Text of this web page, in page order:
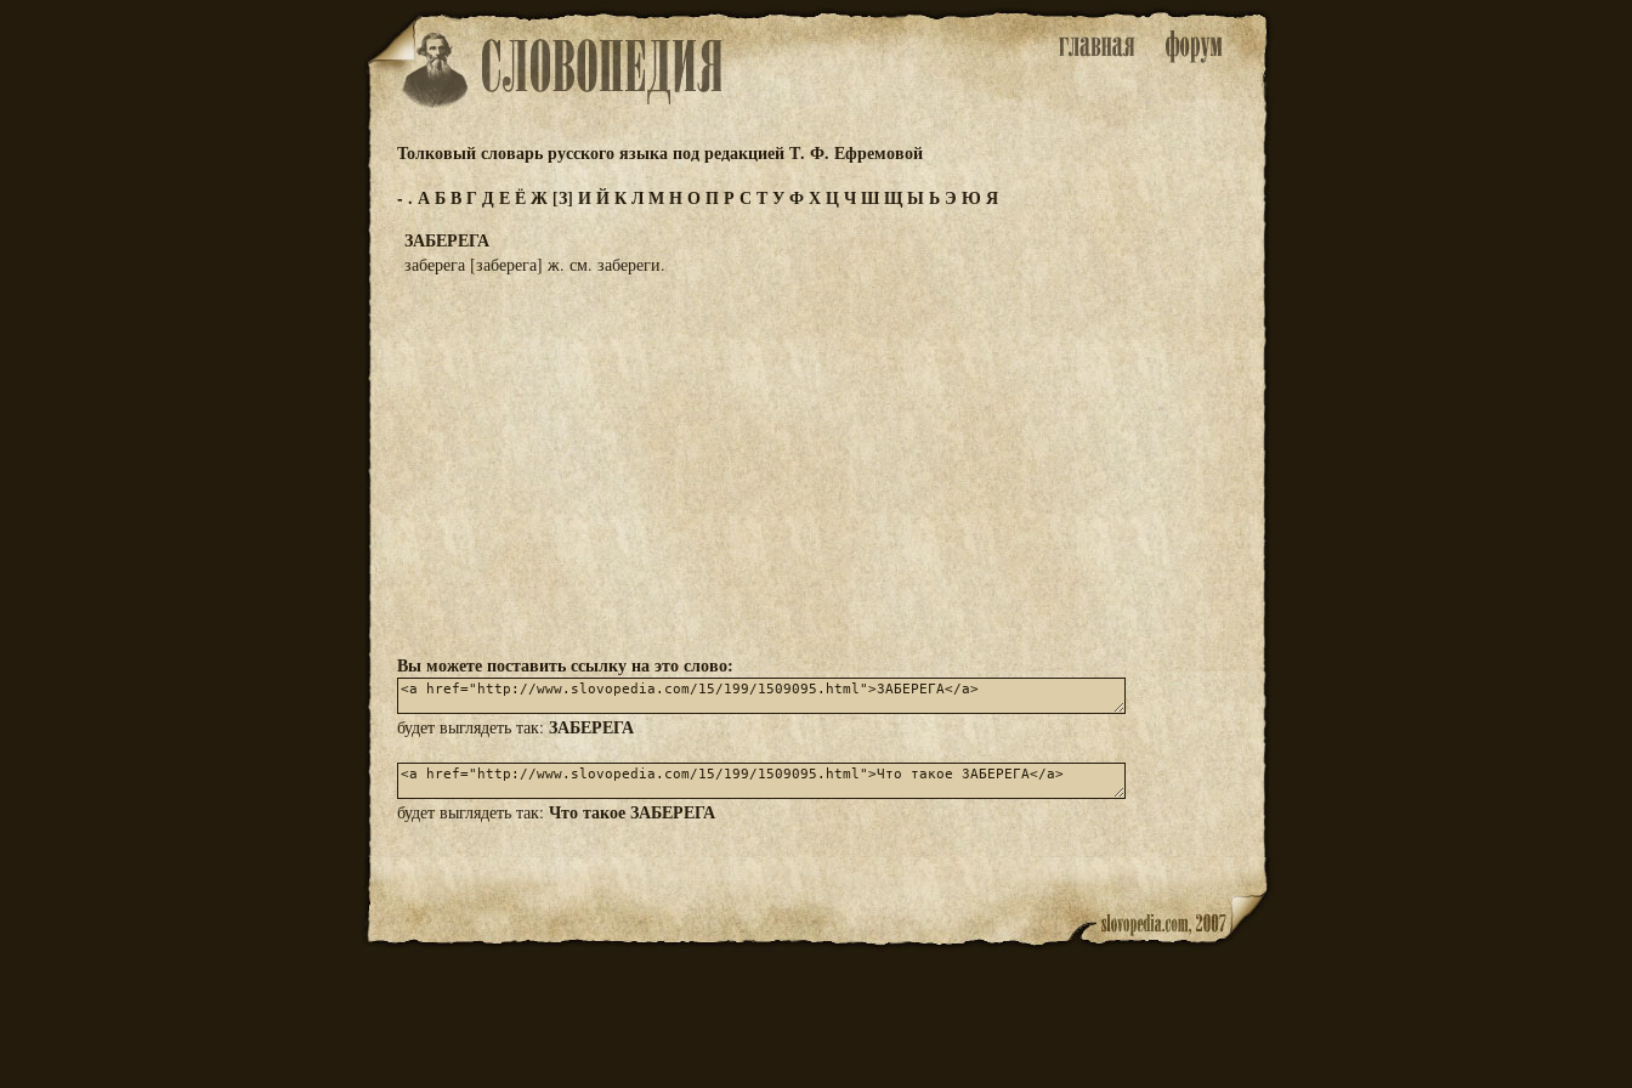
Толковый словарь русского языка под редакцией Т. Ф. Ефремовой
-. АБВГДЕЁЖ[З] ИЙКЛМНОПР С ТУФХЦЧШЩЫЬ Э Ю Я
ЗАБЕРЕГА
заберега [заберега] ж. см. забереги.
Вы можете поставить ссылку на это слово:
будет выглядеть так:ЗАБЕРЕГА
будет выглядеть так: Что такое ЗАБЕРЕГА